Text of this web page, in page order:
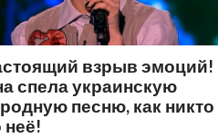
взрыв эмоций!
спела украинскую
песню, как никто
неё!